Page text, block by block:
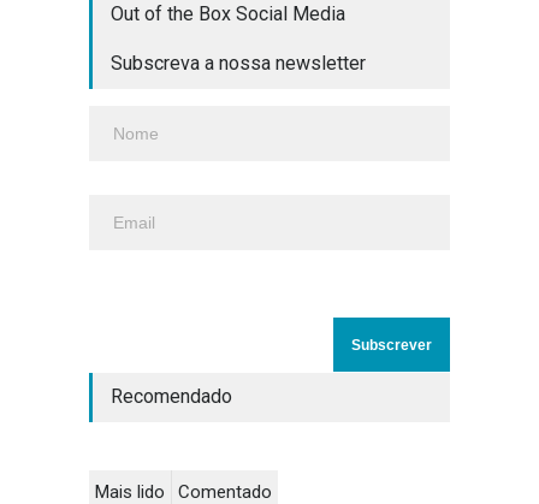
Out of the Box Social Media
Subscreva a nossa newsletter
Recomendado
Mais lido Comentado